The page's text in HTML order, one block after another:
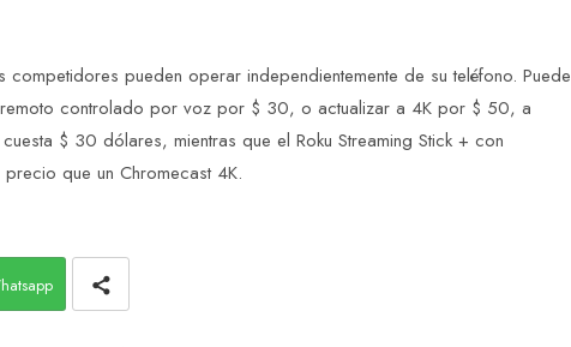
pueden operar independientemente de su teléfono. Puede
controlado por voz por $ 30, o actualizar a 4K por $ 50, a
$ 30 dólares, mientras que el Roku Streaming Stick + con
que un Chromecast 4K.